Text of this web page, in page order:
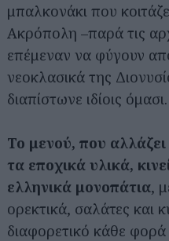
μπαλκονάκι που
Ακρόπολη –παρά τις
επέμεναν να φύγουν
νεοκλασικά της
διαπίστωνε ιδίοις όμασι.
Το μενού, που
τα εποχικά υλικά,
ελληνικά μονοπάτια,
ορεκτικά, σαλάτες και
διαφορετικό κάθε